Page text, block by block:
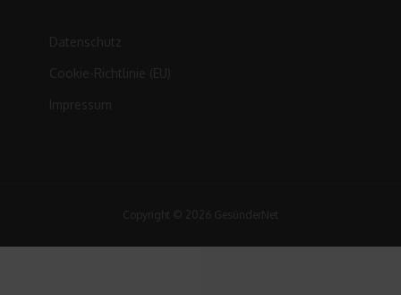
Datenschutz
Cookie-Richtlinie (EU)
Impressum
Copyright © 2026 GesünderNet